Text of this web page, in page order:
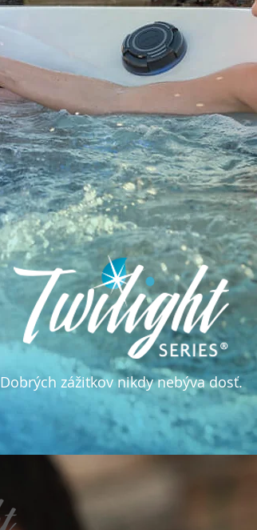
Dobrých zážitkov nikdy nebýva dosť.